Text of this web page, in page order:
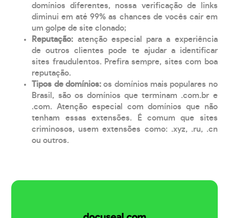
domínios diferentes, nossa verificação de links
diminui em até 99% as chances de vocês cair em
um golpe de site clonado;
Reputação: atenção especial para a experiência
de outros clientes pode te ajudar a identificar
sites fraudulentos. Prefira sempre, sites com boa
reputação.
Tipos de domínios:os domínios mais populares no
Brasil, são os domínios que terminam .com.br e
.com. Atenção especial com domínios que não
tenham essas extensões. É comum que sites
criminosos, usem extensões como: .xyz, .ru, .cn
ou outros.